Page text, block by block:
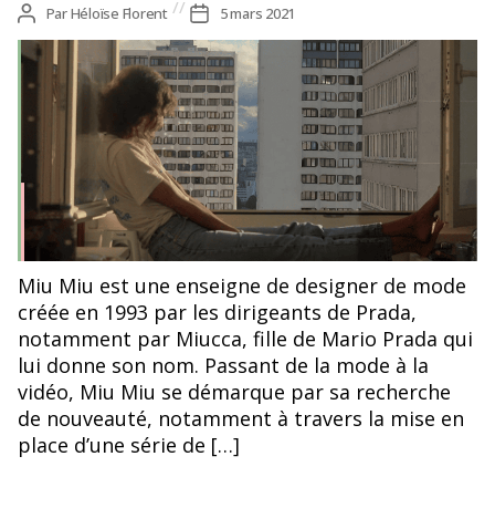
Auteur
de
l’article
ParHéloïse Florent
Date
de
l’article
5 mars 2021
Mati Diop, grande observatrice des petites choses ©In My
Room, Mati Diop
Miu Miu est une enseigne de designer de mode
créée en 1993 par les dirigeants de Prada,
notamment par Miucca, fille de Mario Prada qui
lui donne son nom. Passant de la mode à la
vidéo, Miu Miu se démarque par sa recherche
de nouveauté, notamment à travers la mise en
place d’une série de […]